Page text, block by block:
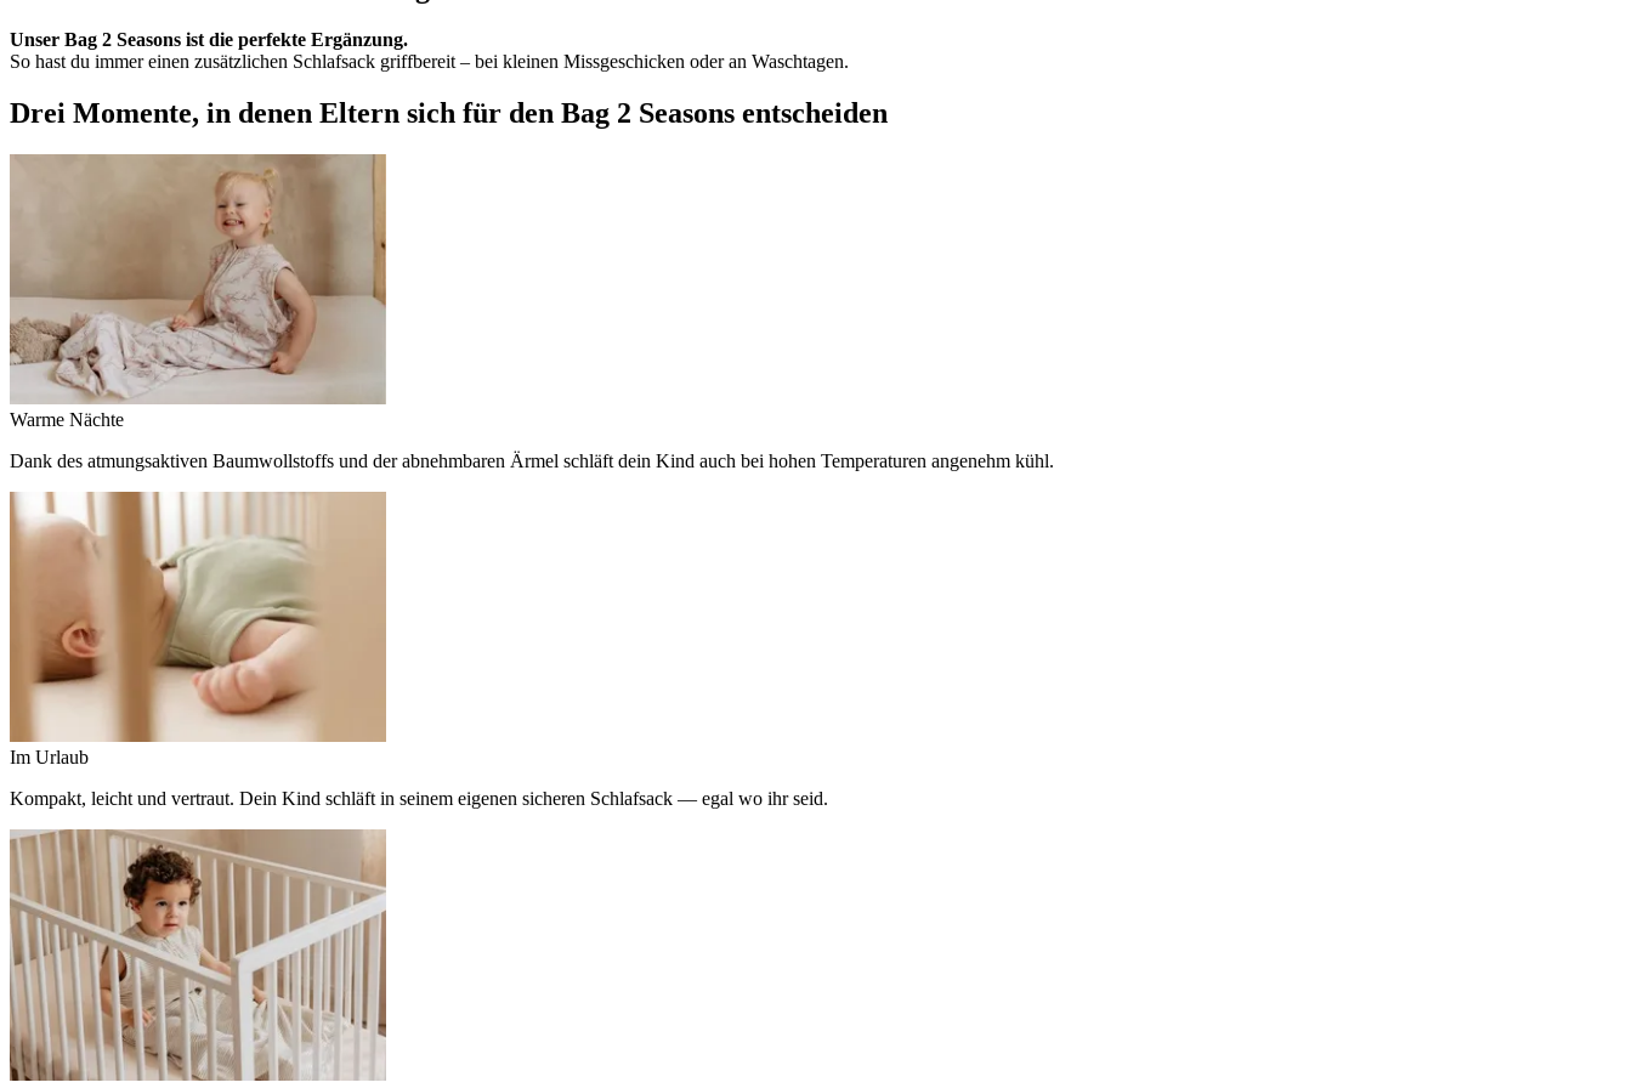
Unser Bag 2 Seasons ist die perfekte Ergänzung.
So hast du immer einen zusätzlichen Schlafsack griffbereit – bei kleinen Missgeschicken oder an Waschtagen.
Drei Momente, in denen Eltern sich für den Bag 2 Seasons entscheiden
Warme Nächte
Dank des atmungsaktiven Baumwollstoffs und der abnehmbaren Ärmel schläft dein Kind auch bei hohen Temperaturen angenehm kühl.
Im Urlaub
Kompakt, leicht und vertraut. Dein Kind schläft in seinem eigenen sicheren Schlafsack — egal wo ihr seid.